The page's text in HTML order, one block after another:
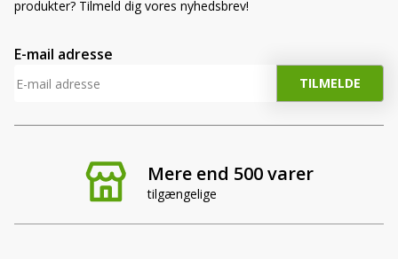
Mere end 500 varer
tilgængelige
produkter? Tilmeld dig vores nyhedsbrev!
E-mail adresse